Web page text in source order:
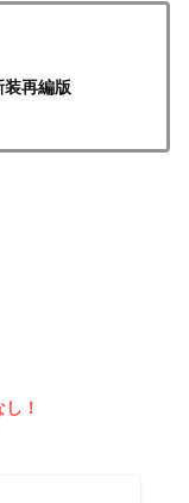
再編版
！